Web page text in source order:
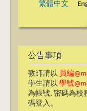
繁體中文
公告事項
教師請以 員編
學生請以 學號
為帳號, 密碼為校
碼登入。